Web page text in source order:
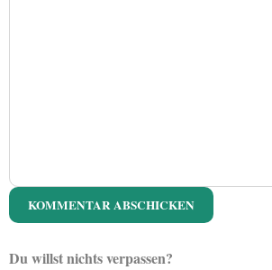
Du willst nichts verpassen?